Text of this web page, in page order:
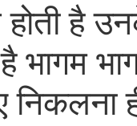
है
भागम